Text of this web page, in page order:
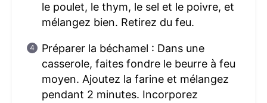
le poulet, le thym, le sel et le poivre, et
mélangez bien. Retirez du feu.
Préparer la béchamel : Dans une
casserole, faites fondre le beurre à feu
moyen. Ajoutez la farine et mélangez
pendant 2 minutes. Incorporez